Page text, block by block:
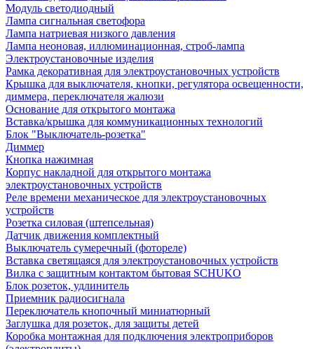
Модуль светодиодный
Лампа сигнальная светофора
Лампа натриевая низкого давления
Лампа неоновая, иллюминационная, строб-лампа
Электроустановочные изделия
Рамка декоративная для электроустановочных устройств
Крышка для выключателя, кнопки, регулятора освещенности,
диммера, переключателя жалюзи
Основание для открытого монтажа
Вставка/крышка для коммуникационных технологий
Блок "Выключатель-розетка"
Диммер
Кнопка нажимная
Корпус накладной для открытого монтажа
электроустановочных устройств
Реле времени механическое для электроустановочных
устройств
Розетка силовая (штепсельная)
Датчик движения комплектный
Выключатель сумеречный (фотореле)
Вставка светящаяся для электроустановочных устройств
Вилка с защитным контактом бытовая SCHUKO
Блок розеток, удлинитель
Приемник радиосигнала
Переключатель кнопочный миниатюрный
Заглушка для розеток, для защиты детей
Коробка монтажная для подключения электроприборов